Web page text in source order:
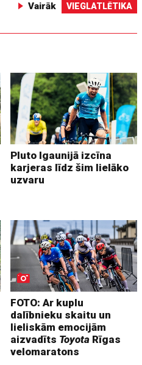
Vairāk VIEGLATLĒTIKA
Pluto Igaunijā izcīna
karjeras līdz šim lielāko
uzvaru
FOTO: Ar kuplu
dalībnieku skaitu un
lieliskām emocijām
aizvadīts Toyota Rīgas
velomaratons